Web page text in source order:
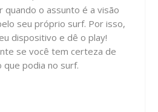
quando o assunto é a visão
seu próprio surf. Por isso,
dispositivo e dê o play!
se você tem certeza de
podia no surf.